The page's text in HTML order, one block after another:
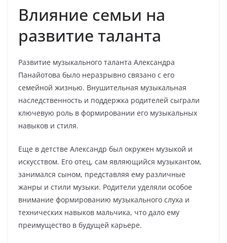
Влияние семьи на
развитие таланта
Развитие музыкального таланта Александра
Панайотова было неразрывно связано с его
семейной жизнью. Внушительная музыкальная
наследственность и поддержка родителей сыграли
ключевую роль в формировании его музыкальных
навыков и стиля.
Еще в детстве Александр был окружен музыкой и
искусством. Его отец, сам являющийся музыкантом,
занимался сыном, представляя ему различные
жанры и стили музыки. Родители уделяли особое
внимание формированию музыкального слуха и
технических навыков мальчика, что дало ему
преимущество в будущей карьере.